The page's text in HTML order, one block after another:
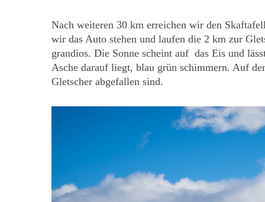
Nach weiteren 30 km erreichen wir den
wir das Auto stehen und laufen die 2 km zur
grandios. Die Sonne scheint auf das Eis und
Asche darauf liegt, blau grün schimmern. Auf
Gletscher abgefallen sind.